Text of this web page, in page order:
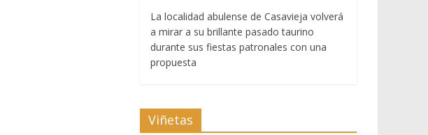
La localidad abulense de Casavieja volverá
a mirar a su brillante pasado taurino
durante sus fiestas patronales con una
propuesta
Viñetas